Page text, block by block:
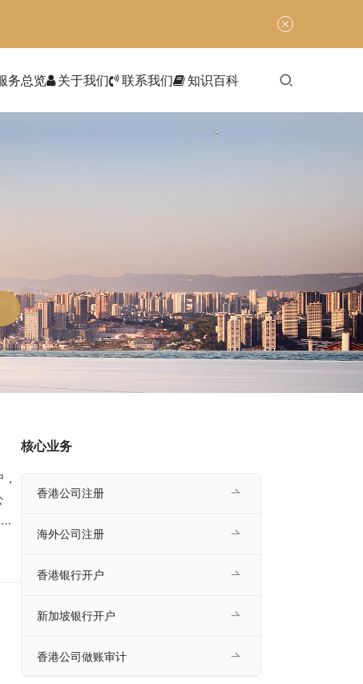
务总览 关于我们 联系我们 知识百科
核心业务
香港公司注册
海外公司注册
香港银行开户
新加坡银行开户
香港公司做账审计